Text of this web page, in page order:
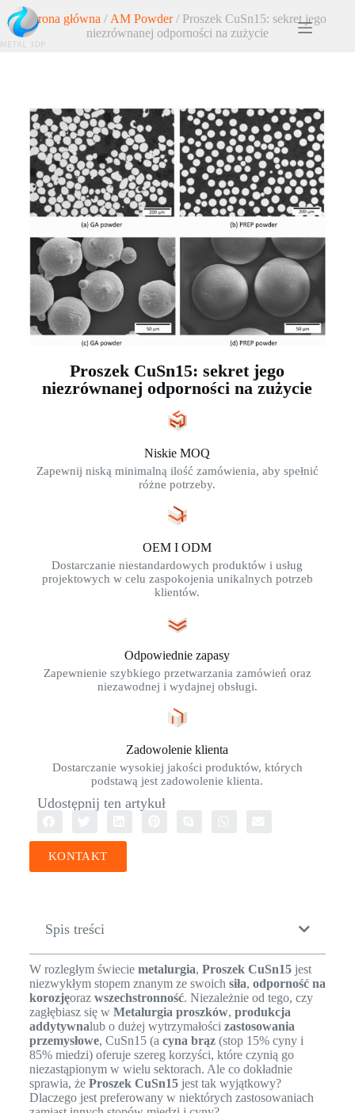
Strona główna / AM Powder/ Proszek CuSn15: sekret jego
niezrównanej odporności na zużycie
Proszek CuSn15: sekret jego
niezrównanej odporności na zużycie
Niskie MOQ
Zapewnij niską minimalną ilość zamówienia, aby spełnić
różne potrzeby.
OEM I ODM
Dostarczanie niestandardowych produktów i usług
projektowych w celu zaspokojenia unikalnych potrzeb
klientów.
Odpowiednie zapasy
Zapewnienie szybkiego przetwarzania zamówień oraz
niezawodnej i wydajnej obsługi.
Zadowolenie klienta
Dostarczanie wysokiej jakości produktów, których
podstawą jest zadowolenie klienta.
Udostępnij ten artykuł
KONTAKT
Spis treści
W rozległym świecie metalurgia, Proszek CuSn15jest
niezwykłym stopem znanym ze swoich siła, odporność na
korozjęoraz wszechstronność. Niezależnie od tego, czy
zagłębiasz się w Metalurgia proszków, produkcja
addytywnalub o dużej wytrzymałości zastosowania
przemysłowe, CuSn15 (a cyna brąz(stop 15% cyny i
85% miedzi) oferuje szereg korzyści, które czynią go
niezastąpionym w wielu sektorach. Ale co dokładnie
sprawia, że Proszek CuSn15jest tak wyjątkowy?
Dlaczego jest preferowany w niektórych zastosowaniach